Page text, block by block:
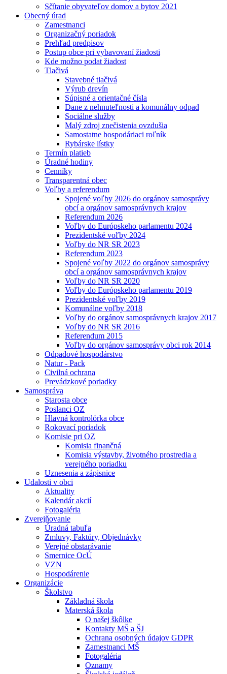
Sčítanie obyvateľov domov a bytov 2021
Obecný úrad
Zamestnanci
Organizačný poriadok
Prehľad predpisov
Postup obce pri vybavovaní žiadosti
Kde možno podat žiadost
Tlačivá
Stavebné tlačivá
Výrub drevín
Súpisné a orientačné čísla
Dane z nehnuteľnosti a komunálny odpad
Sociálne služby
Malý zdroj znečistenia ovzdušia
Samostatne hospodáriaci roľník
Rybárske lístky
Termín platieb
Úradné hodiny
Cenníky
Transparentná obec
Voľby a referendum
Spojené voľby 2026 do orgánov samosprávy
obcí a orgánov samosprávnych krajov
Referendum 2026
Voľby do Európskeho parlamentu 2024
Prezidentské voľby 2024
Voľby do NR SR 2023
Referendum 2023
Spojené voľby 2022 do orgánov samosprávy
obcí a orgánov samosprávnych krajov
Voľby do NR SR 2020
Voľby do Európskeho parlamentu 2019
Prezidentské voľby 2019
Komunálne voľby 2018
Voľby do orgánov samosprávnych krajov 2017
Voľby do NR SR 2016
Referendum 2015
Voľby do orgánov samosprávy obci rok 2014
Odpadové hospodárstvo
Natur - Pack
Civilná ochrana
Prevádzkové poriadky
Samospráva
Starosta obce
Poslanci OZ
Hlavná kontrolórka obce
Rokovací poriadok
Komisie pri OZ
Komisia finančná
Komisia výstavby, životného prostredia a
verejného poriadku
Uznesenia a zápisnice
Udalosti v obci
Aktuality
Kalendár akcií
Fotogaléria
Zverejňovanie
Úradná tabuľa
Zmluvy, Faktúry, Objednávky
Verejné obstarávanie
Smernice OcÚ
VZN
Hospodárenie
Organizácie
Školstvo
Základná škola
Materská škola
O našej škôlke
Kontakty MŠ a ŠJ
Ochrana osobných údajov GDPR
Zamestnanci MŠ
Fotogaléria
Oznamy